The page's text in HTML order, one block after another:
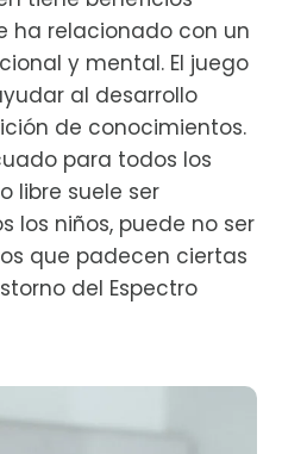
ha relacionado con un
y mental. El juego
al desarrollo
de conocimientos.
para todos los
libre suele ser
los niños, puede no ser
que padecen ciertas
del Espectro